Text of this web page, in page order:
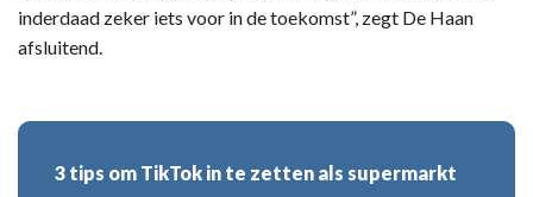
inderdaad zeker iets voor in de toekomst”, zegt De Haan
afsluitend.
3 tips om TikTok in te zetten als supermarkt